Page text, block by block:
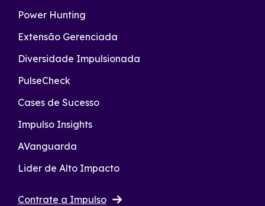
Power Hunting
Extensão Gerenciada
Diversidade Impulsionada
PulseCheck
Cases de Sucesso
Impulso Insights
AVanguarda
Lider de Alto Impacto
Contrate a Impulso